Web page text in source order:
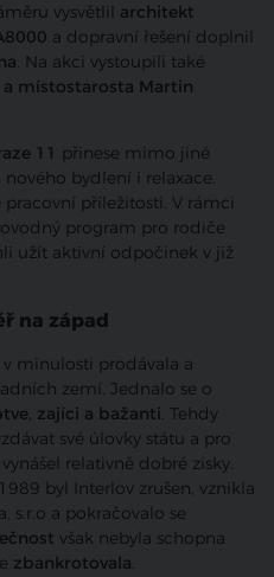
vysvětlil architekt
a dopravní řešení doplnil
. Na akci vystoupili také
místostarosta Martin
11 přinese mimo jiné
bydlení i relaxace.
příležitosti. V rámci
program pro rodiče
užít aktivní odpočinek v již
na západ
v minulosti prodávala a
zemí. Jednalo se o
zajíci a bažanti. Tehdy
své úlovky státu a pro
relativně dobré zisky.
byl Interlov zrušen, vznikla
s.r.o a pokračovalo se
však nebyla schopna
zbankrotovala.